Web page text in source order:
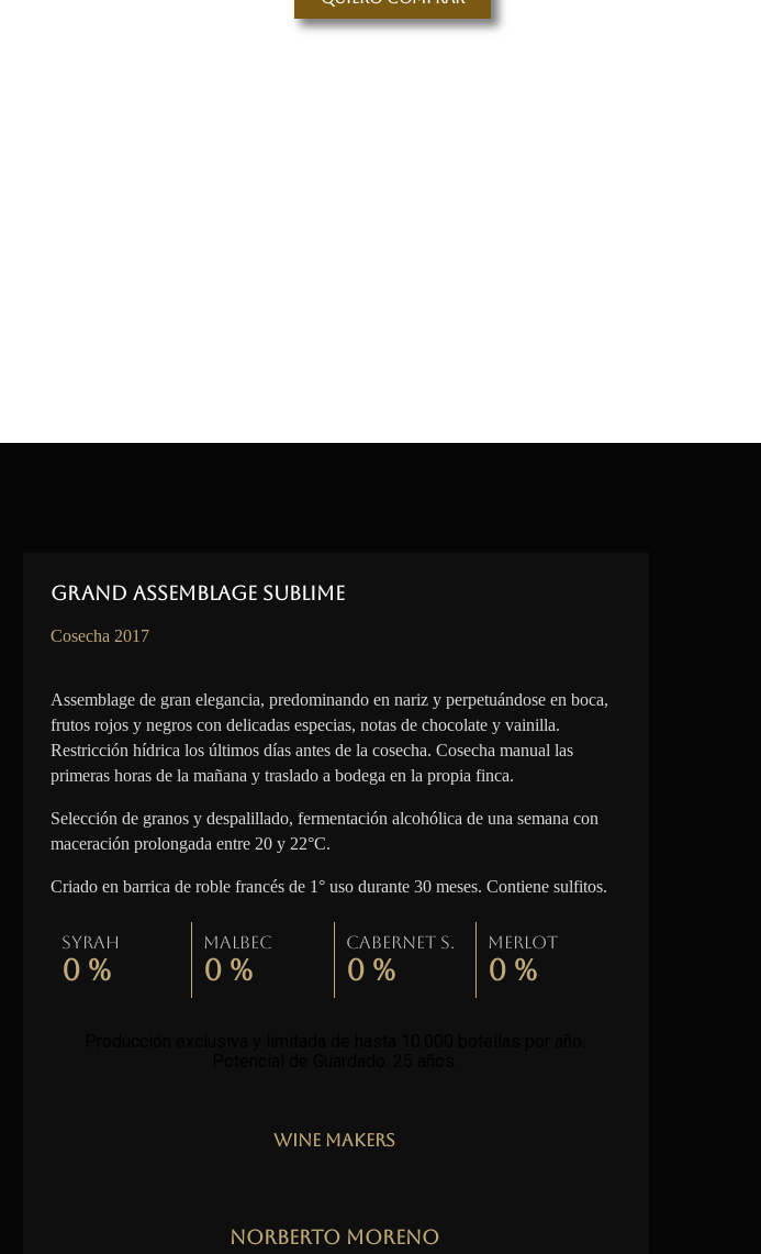
Grand Assemblage Sublime
Cosecha 2017
Assemblage de gran elegancia, predominando en nariz y perpetuándose en boca,
frutos rojos y negros con delicadas especias, notas de chocolate y vainilla.
Restricción hídrica los últimos días antes de la cosecha. Cosecha manual las
primeras horas de la mañana y traslado a bodega en la propia finca.
Selección de granos y despalillado, fermentación alcohólica de una semana con
maceración prolongada entre 20 y 22°C.
Criado en barrica de roble francés de 1° uso durante 30 meses. Contiene sulfitos.
Syrah
0 %
Malbec
0 %
Cabernet S.
0 %
Merlot
0 %
Wine Makers
Norberto Moreno